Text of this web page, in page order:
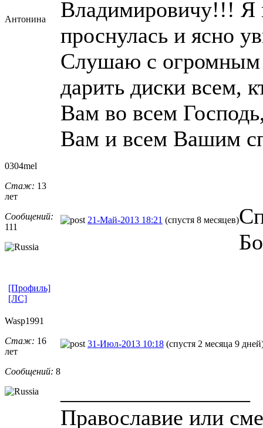
Антонина
Владимировичу!!! Я
проснулась и ясно
Слушаю с огромным
дарить диски всем,
Вам во всем
Вам и всем Вашим
0304mel
Стаж: 13
лет
Сообщений:
111
21-Май-2013 18:21 (спустя 8 месяцев)
[Профиль]
[ЛС]
Wasp1991
Стаж: 16
лет
Сообщений: 8
31-Июл-2013 10:18 (спустя 2 месяца 9
Православие или